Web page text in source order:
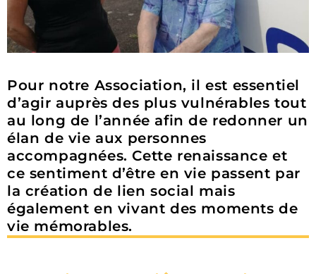
Pour notre Association, il est essentiel
d’agir auprès des plus vulnérables tout
au long de l’année afin de redonner un
élan de vie aux personnes
accompagnées. Cette renaissance et
ce sentiment d’être en vie passent par
la création de lien social mais
également en vivant des moments de
vie mémorables.